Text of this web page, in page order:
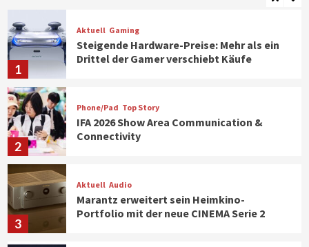
1
Aktuell Gaming
Steigende Hardware-Preise: Mehr als ein
Drittel der Gamer verschiebt Käufe
2
Phone/Pad Top Story
IFA 2026 Show Area Communication &
Connectivity
3
Aktuell Audio
Marantz erweitert sein Heimkino-
Portfolio mit der neue CINEMA Serie 2